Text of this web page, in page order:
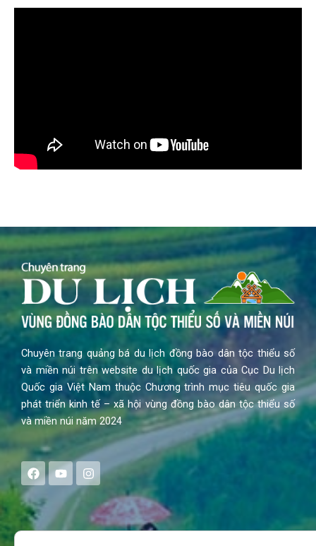
Chuyên trang quảng bá du lịch đồng bào dân tộc thiểu số
và miền núi trên website du lịch quốc gia của Cục Du lịch
Quốc gia Việt Nam thuộc Chương trình mục tiêu quốc gia
phát triển kinh tế – xã hội vùng đồng bào dân tộc thiểu số
và miền núi năm 2024
F
a
e
b
o
Y
o
t
u
b
I
n
s
a
g
Search